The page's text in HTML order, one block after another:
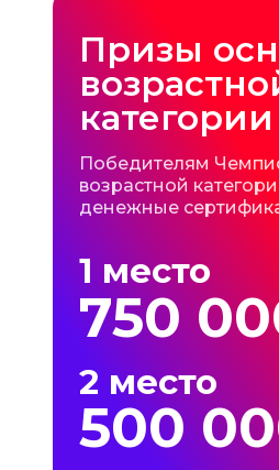
Призы
категории
750
Победителям
возрастной
денежные
2 место
500
1 место